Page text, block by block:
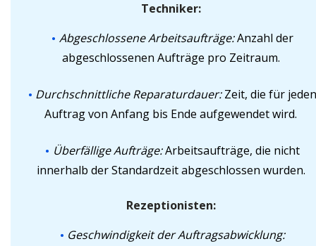
Techniker:
Abgeschlossene Arbeitsaufträge:Anzahl der
abgeschlossenen Aufträge pro Zeitraum.
Durchschnittliche Reparaturdauer:Zeit, die für jeden
Auftrag von Anfang bis Ende aufgewendet wird.
Überfällige Aufträge:Arbeitsaufträge, die nicht
innerhalb der Standardzeit abgeschlossen wurden.
Rezeptionisten:
Geschwindigkeit der Auftragsabwicklung: